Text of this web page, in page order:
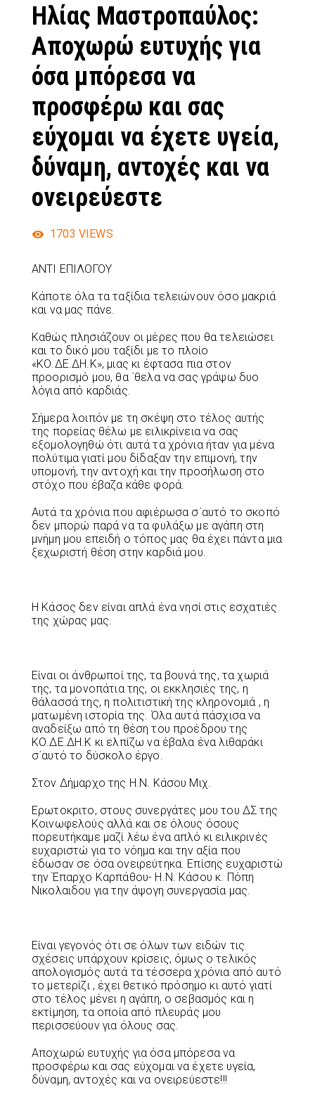
Ηλίας Μαστροπαύλος:
Αποχωρώ ευτυχής για
όσα μπόρεσα να
προσφέρω και σας
εύχομαι να έχετε υγεία,
δύναμη, αντοχές και να
ονειρεύεστε
1703 VIEWS
ΑΝΤΙ ΕΠΙΛΟΓΟΥ
Κάποτε όλα τα ταξίδια τελειώνουν όσο μακριά
και να μας πάνε.
Καθώς πλησιάζουν οι μέρες που θα τελειώσει
και το δικό μου ταξίδι με το πλοίο
«ΚΟ.ΔΕ.ΔΗ.Κ», μιας κι έφτασα πια στον
προορισμό μου, θα ΄θελα να σας γράψω δυο
λόγια από καρδιάς.
Σήμερα λοιπόν με τη σκέψη στο τέλος αυτής
της πορείας θέλω με ειλικρίνεια να σας
εξομολογηθώ ότι αυτά τα χρόνια ήταν για μένα
πολύτιμα γιατί μου δίδαξαν την επιμονή, την
υπομονή, την αντοχή και την προσήλωση στο
στόχο που έβαζα κάθε φορά.
Αυτά τα χρόνια που αφιέρωσα σ΄αυτό το σκοπό
δεν μπορώ παρά να τα φυλάξω με αγάπη στη
μνήμη μου επειδή ο τόπος μας θα έχει πάντα μια
ξεχωριστή θέση στην καρδιά μου.
Η Κάσος δεν είναι απλά ένα νησί στις εσχατιές
της χώρας μας.
Είναι οι άνθρωποί της, τα βουνά της, τα χωριά
της, τα μονοπάτια της, οι εκκλησιές της, η
θάλασσά της, η πολιτιστική της κληρονομιά , η
ματωμένη ιστορία της. Όλα αυτά πάσχισα να
αναδείξω από τη θέση του προέδρου της
ΚΟ.ΔΕ.ΔΗ.Κ κι ελπίζω να έβαλα ένα λιθαράκι
σ΄αυτό το δύσκολο έργο.
Στον Δήμαρχο της Η.Ν. Κάσου Μιχ.
Ερωτοκριτο, στους συνεργάτες μου του ΔΣ της
Κοινωφελούς αλλά και σε όλους όσους
πορευτήκαμε μαζί λέω ένα απλό κι ειλικρινές
ευχαριστώ για το νόημα και την αξία που
έδωσαν σε όσα ονειρεύτηκα. Επίσης ευχαριστώ
την Έπαρχο Καρπάθου- Η.Ν. Κάσου κ. Πόπη
Νικολαιδου για την άψογη συνεργασία μας.
Είναι γεγονός ότι σε όλων των ειδών τις
σχέσεις υπάρχουν κρίσεις, όμως ο τελικός
απολογισμός αυτά τα τέσσερα χρόνια από αυτό
το μετερίζι , έχει θετικό πρόσημο κι αυτό γιατί
στο τέλος μένει η αγάπη, ο σεβασμός και η
εκτίμηση, τα οποία από πλευράς μου
περισσεύουν για όλους σας.
Αποχωρώ ευτυχής για όσα μπόρεσα να
προσφέρω και σας εύχομαι να έχετε υγεία,
δύναμη, αντοχές και να ονειρεύεστε!!!